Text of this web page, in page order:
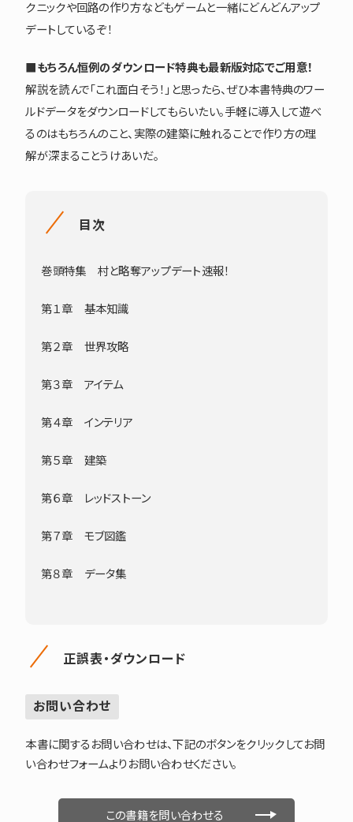
クニックや回路の作り方などもゲームと一緒にどんどんアップ
デートしているぞ！
■もちろん恒例のダウンロード特典も最新版対応でご用意！
解説を読んで「これ面白そう！」と思ったら、ぜひ本書特典のワー
ルドデータをダウンロードしてもらいたい。手軽に導入して遊べ
るのはもちろんのこと、実際の建築に触れることで作り方の理
解が深まることうけあいだ。
目次
巻頭特集 村と略奪アップデート速報！
第１章 基本知識
第２章 世界攻略
第３章 アイテム
第４章 インテリア
第５章 建築
第６章 レッドストーン
第７章 モブ図鑑
第８章 データ集
正誤表・ダウンロード
お問い合わせ
本書に関するお問い合わせは、下記のボタンをクリックしてお問
い合わせフォームよりお問い合わせください。
この書籍を問い合わせる